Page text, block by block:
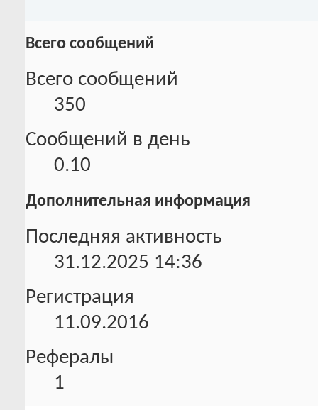
Всего сообщений
Всего сообщений
350
Сообщений в день
0.10
Дополнительная информация
Последняя активность
31.12.2025 14:36
Регистрация
11.09.2016
Рефералы
1